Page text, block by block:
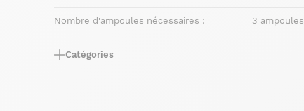
Nombre d'ampoules nécessaires : 3 ampoules
Catégories